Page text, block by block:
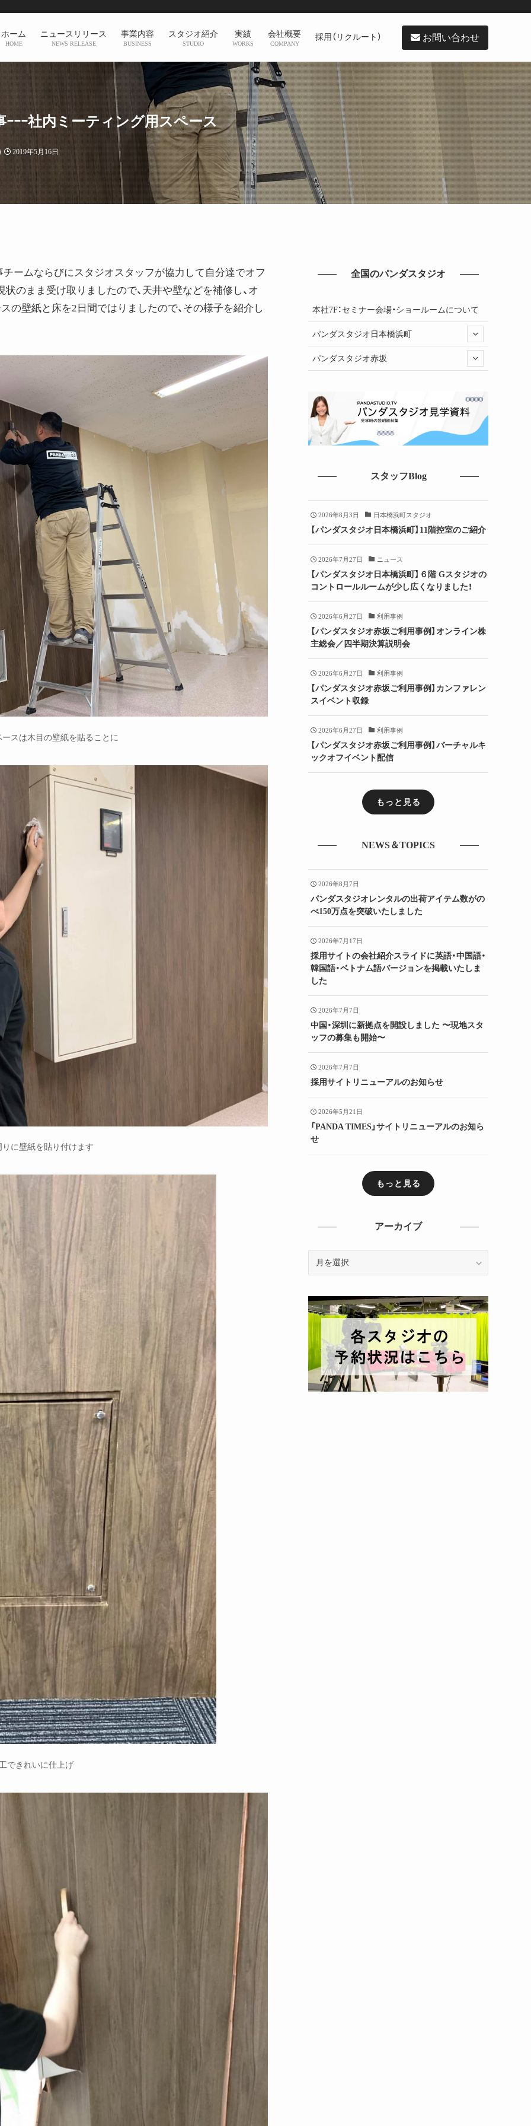
ホーム
HOME
ニュースリリース
NEWS RELEASE
事業内容
BUSINESS
スタジオ紹介
STUDIO
実績
WORKS
会社概要
COMPANY
採用（リクルート） お問い合わせ
ｰｰ社内ミーティング用スペース
2019年5月16日
チームならびにスタジオスタッフが協力して自分達でオフ
のまま受け取りましたので、天井や壁などを補修し、オ
の壁紙と床を2日間ではりましたので、その様子を紹介し
スは木目の壁紙を貼ることに
に壁紙を貼り付けます
できれいに仕上げ
全国のパンダスタジオ
本社7F：セミナー会場・ショールームについて
パンダスタジオ日本橋浜町
パンダスタジオ赤坂
スタッフBlog
2026年8月3日 日本橋浜町スタジオ
【パンダスタジオ日本橋浜町】11階控室のご紹介
2026年7月27日 ニュース
【パンダスタジオ日本橋浜町】６階 Gスタジオの
コントロールルームが少し広くなりました！
2026年6月27日 利用事例
【パンダスタジオ赤坂ご利用事例】オンライン株
主総会／四半期決算説明会
2026年6月27日 利用事例
【パンダスタジオ赤坂ご利用事例】カンファレン
スイベント収録
2026年6月27日 利用事例
【パンダスタジオ赤坂ご利用事例】バーチャルキ
ックオフイベント配信
もっと見る
NEWS＆TOPICS
2026年8月7日
パンダスタジオレンタルの出荷アイテム数がの
べ150万点を突破いたしました
2026年7月17日
採用サイトの会社紹介スライドに英語・中国語・
韓国語・ベトナム語バージョンを掲載いたしま
した
2026年7月7日
中国・深圳に新拠点を開設しました 〜現地スタ
ッフの募集も開始〜
2026年7月7日
採用サイトリニューアルのお知らせ
2026年5月21日
「PANDA TIMES」サイトリニューアルのお知ら
せ
もっと見る
アーカイブ
イ
ブ